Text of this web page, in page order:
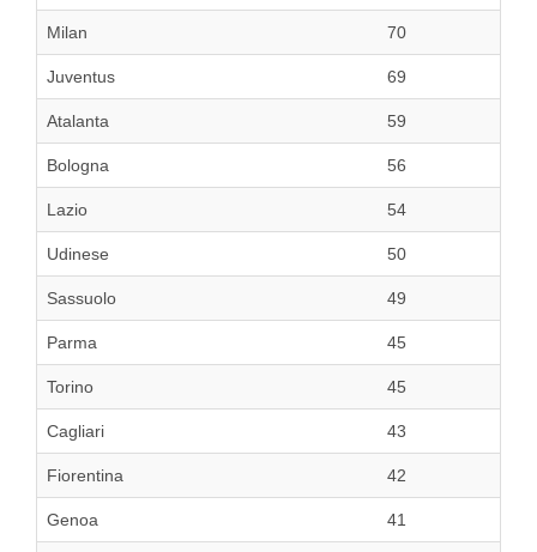
Milan 70
Juventus 69
Atalanta 59
Bologna 56
Lazio 54
Udinese 50
Sassuolo 49
Parma 45
Torino 45
Cagliari 43
Fiorentina 42
Genoa 41